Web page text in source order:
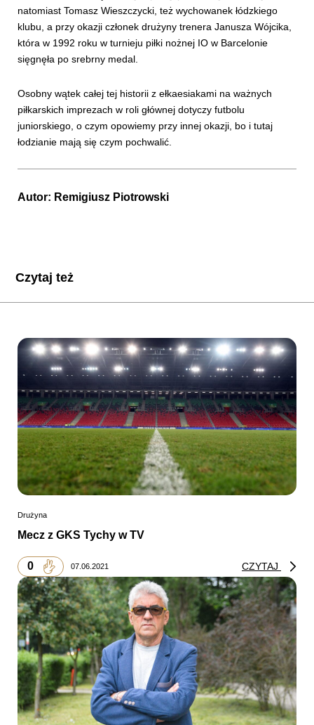
natomiast Tomasz Wieszczycki, też wychowanek łódzkiego
klubu, a przy okazji członek drużyny trenera Janusza Wójcika,
która w 1992 roku w turnieju piłki nożnej IO w Barcelonie
sięgnęła po srebrny medal.
Osobny wątek całej tej historii z ełkaesiakami na ważnych
piłkarskich imprezach w roli głównej dotyczy futbolu
juniorskiego, o czym opowiemy przy innej okazji, bo i tutaj
łodzianie mają się czym pochwalić.
Autor: Remigiusz Piotrowski
Czytaj też
Drużyna
Mecz z GKS Tychy w TV
0 07.06.2021 CZYTAJ